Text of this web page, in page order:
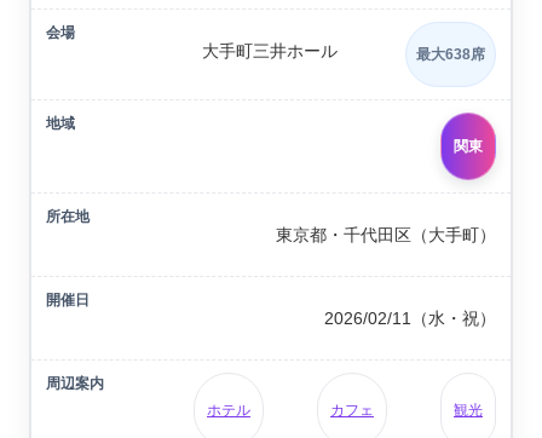
大手町三井ホール 最大638席
関東
東京都・千代田区（大手町）
2026/02/11（水・祝）
ホテル カフェ 観光